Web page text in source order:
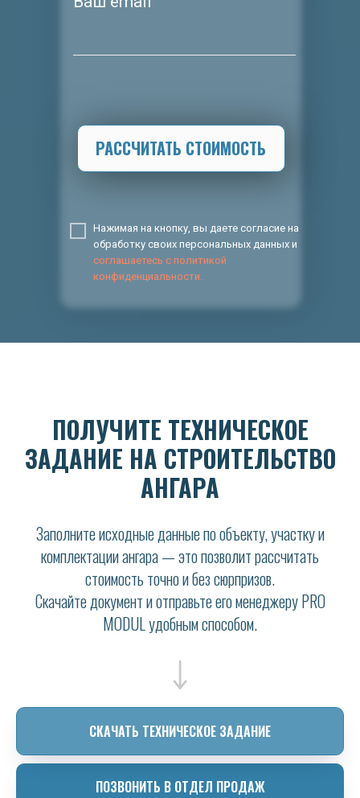
РАССЧИТАТЬ СТОИМОСТЬ
Нажимая на кнопку, вы даете согласие на
обработку своих персональных данных и
соглашаетесь с политикой
конфиденциальности.
ПОЛУЧИТЕ ТЕХНИЧЕСКОЕ
ЗАДАНИЕ НА СТРОИТЕЛЬСТВО
АНГАРА
Заполните исходные данные по объекту, участку и
комплектации ангара — это позволит рассчитать
стоимость точно и без сюрпризов.
Скачайте документ и отправьте его менеджеру PRO
MODUL удобным способом.
СКАЧАТЬ ТЕХНИЧЕСКОЕ ЗАДАНИЕ
ПОЗВОНИТЬ В ОТДЕЛ ПРОДАЖ